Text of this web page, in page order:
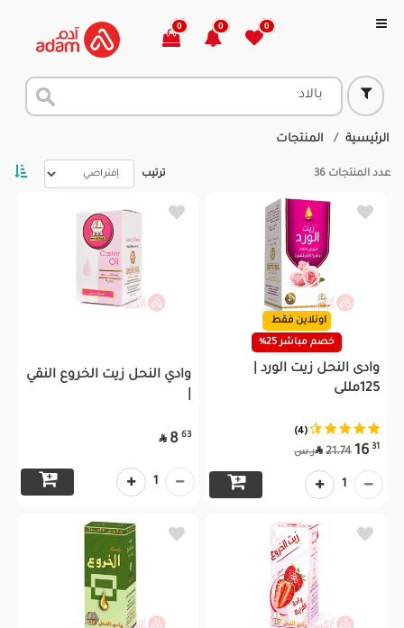
0
0
0
الرئيسية المنتجات
عدد المنتجات 36 ترتيب
اونلاين فقط
خصم مباشر 25%
وادى النحل زيت الورد |
125مللى
(4)
31
16
 21.74 ر.س
1
وادي النحل زيت الخروع النقي
63
8

1